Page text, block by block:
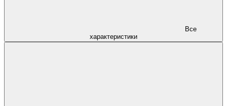
характеристики